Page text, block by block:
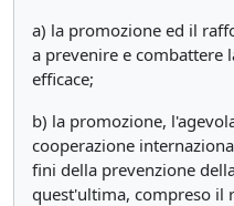
a) la promozione ed il
a prevenire e combattere
efficace;
b) la promozione,
cooperazione
fini della prevenzione
quest'ultima, compreso il